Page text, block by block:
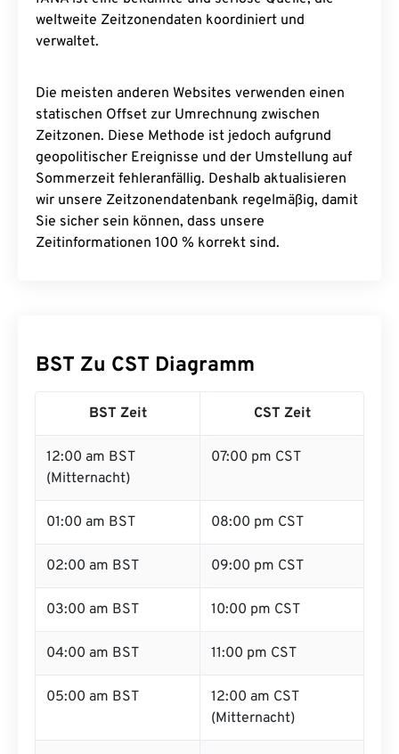
weltweite Zeitzonendaten koordiniert und
verwaltet.
Die meisten anderen Websites verwenden einen
statischen Offset zur Umrechnung zwischen
Zeitzonen. Diese Methode ist jedoch aufgrund
geopolitischer Ereignisse und der Umstellung auf
Sommerzeit fehleranfällig. Deshalb aktualisieren
wir unsere Zeitzonendatenbank regelmäßig, damit
Sie sicher sein können, dass unsere
Zeitinformationen 100 % korrekt sind.
BST Zu CST Diagramm
BST Zeit CST Zeit
12:00 am BST
(Mitternacht)
07:00 pm CST
01:00 am BST 08:00 pm CST
02:00 am BST 09:00 pm CST
03:00 am BST 10:00 pm CST
04:00 am BST 11:00 pm CST
05:00 am BST
12:00 am CST
(Mitternacht)